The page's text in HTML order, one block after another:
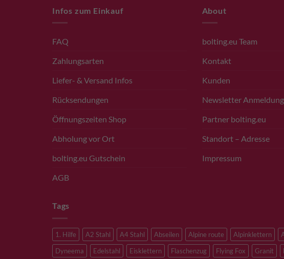
Infos zum Einkauf
FAQ
Zahlungsarten
Liefer- & Versand Infos
Rücksendungen
Öffnungszeiten Shop
Abholung vor Ort
bolting.eu Gutschein
AGB
About
bolting.eu Team
Kontakt
Kunden
Newsletter Anmeldung
Partner bolting.eu
Standort – Adresse
Impressum
Tags
1. Hilfe A2 Stahl A4 Stahl Abseilen Alpine route Alpinklettern
Dyneema
Edelstahl Eisklettern Flaschenzug Flying Fox Granit